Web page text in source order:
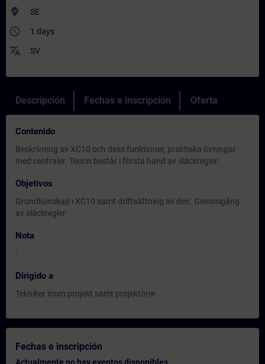
where_to_vote SE
access_time 1 days
translate SV
Descripción Fechas e inscripción Oferta
Contenido
Beskrivning av XC10 och dess funktioner, praktiska övningar
med centraler. Teorin består i första hand av släckregler.
Objetivos
Grundkunskap i XC10 samt driftsättning av den. Genomgång
av släckregler
Nota
-
Dirigido a
Tekniker inom projekt samt projektörer.
Fechas e inscripción